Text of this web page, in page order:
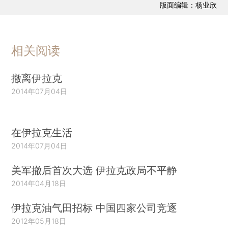
版面编辑：杨业欣
相关阅读
撤离伊拉克
2014年07月04日
在伊拉克生活
2014年07月04日
美军撤后首次大选 伊拉克政局不平静
2014年04月18日
伊拉克油气田招标 中国四家公司竞逐
2012年05月18日